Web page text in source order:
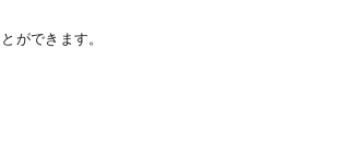
ができます。